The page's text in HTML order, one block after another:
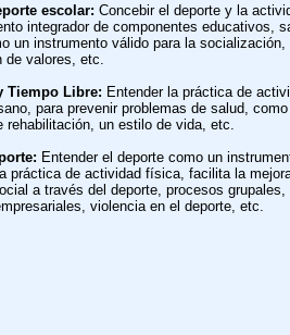
escolar: Concebir el deporte y la
integrador de componentes educativos,
un instrumento válido para la socialización,
de valores, etc.
Tiempo Libre: Entender la práctica de
para prevenir problemas de salud,
rehabilitación, un estilo de vida, etc.
Entender el deporte como un
práctica de actividad física, facilita la
a través del deporte, procesos grupales,
violencia en el deporte, etc.